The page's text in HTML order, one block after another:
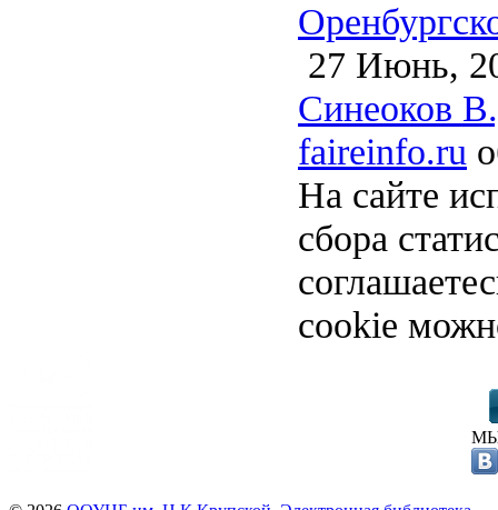
27 Июнь,
Синеоков
faireinfo.ru
На сайте
сбора
cookie